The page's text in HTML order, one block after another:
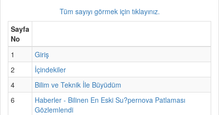
Tüm sayıyı görmek için tıklayınız.
Sayfa
No
1
Giriş
2
İçindekiler
4
Bilim ve Teknik İle Büyüdüm
6
Haberler - Bilinen En Eski Su?pernova Patlaması
Gözlemlendi